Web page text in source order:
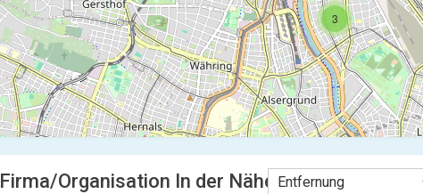
3
Firma/Organisation In der Nähe